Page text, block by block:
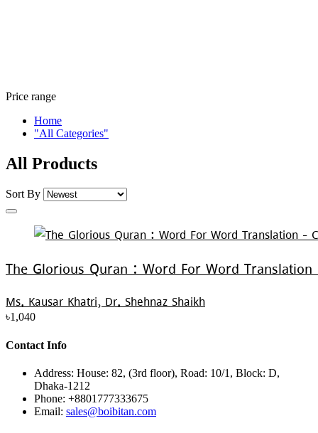
Price range
Home
"All Categories"
All Products
Sort By
The Glorious Quran : Word For Word
Ms. Kausar Khatri, Dr. Shehnaz Shaikh
৳1,040
Contact Info
Address: House: 82, (3rd floor), Road: 10/1, Block: D,
Dhaka-1212
Phone: +8801777333675
Email: sales@boibitan.com